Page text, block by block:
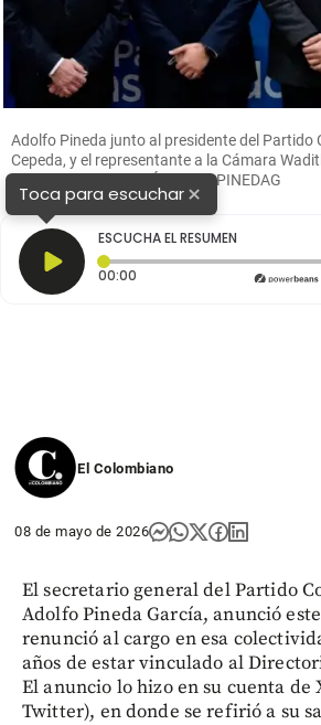
Adolfo Pineda junto al presidente del Partido
Cepeda, y el representante a la Cámara
2023. FOTO CORTESÍA @ADOPINEDAG
Toca para escuchar×
ESCUCHA EL RESUMEN
00:00 Tiempo transcurrido: 0
El Colombiano
08 de mayo de 2026
El secretario general del Partido
Adolfo Pineda García, anunció
renunció al cargo en esa
años de estar vinculado al
El anuncio lo hizo en su cuenta de
Twitter), en donde se refirió a su